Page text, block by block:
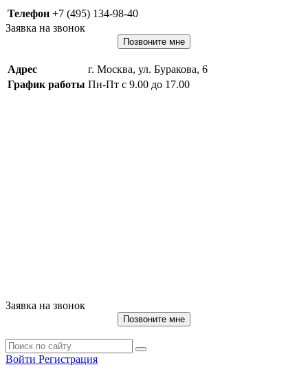
Телефон +7 (495) 134-98-40
Заявка на звонок
Позвоните мне
Адрес
г. Москва, ул. Буракова, 6
График работы Пн-Пт с 9.00 до 17.00
Заявка на звонок
Позвоните мне
Войти Регистрация